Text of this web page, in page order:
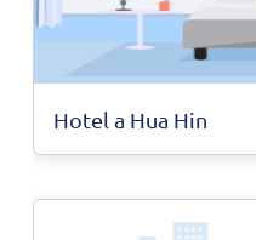
Hotel a Hua Hin